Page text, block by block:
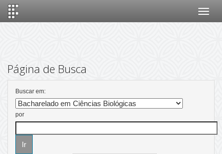
Página de Busca
Buscar em:
por